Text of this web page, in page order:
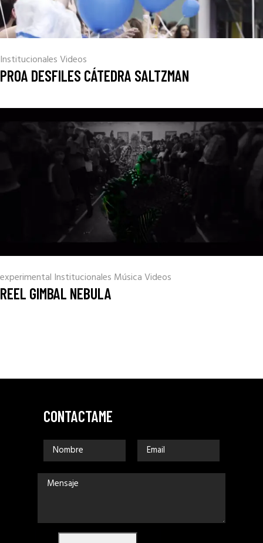
InstitucionalesVideos
PROA DESFILES CÁTEDRA SALTZMAN
experimental Institucionales MúsicaVideos
REEL GIMBAL NEBULA
CONTACTAME